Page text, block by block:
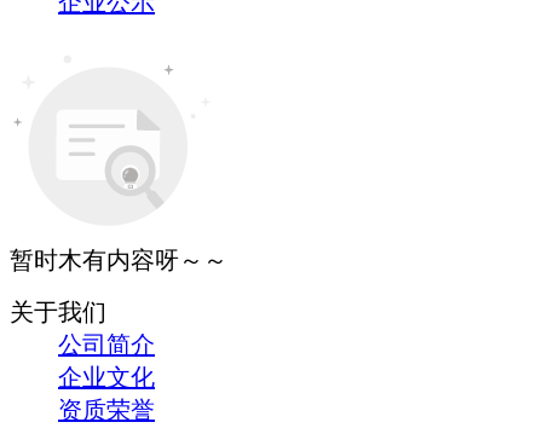
暂时木有内容呀～～
关于我们
公司简介
企业文化
资质荣誉